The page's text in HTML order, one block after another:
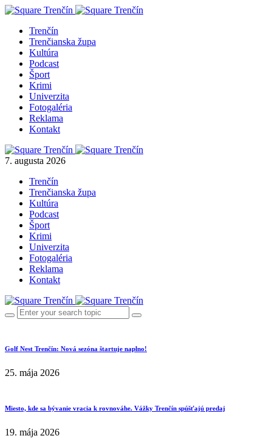
Trenčín
Trenčianska župa
Kultúra
Podcast
Šport
Krimi
Univerzita
Fotogaléria
Reklama
Kontakt
7. augusta 2026
Trenčín
Trenčianska župa
Kultúra
Podcast
Šport
Krimi
Univerzita
Fotogaléria
Reklama
Kontakt
Golf Nest Trenčín: Nová sezóna štartuje naplno!
25. mája 2026
Miesto, kde sa bývanie vracia k rovnováhe. Vážky Trenčín spúšťajú predaj
19. mája 2026